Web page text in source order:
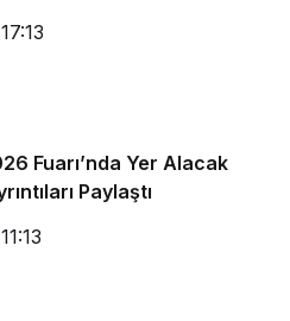
Fuarı’nda Yer Alacak
Paylaştı